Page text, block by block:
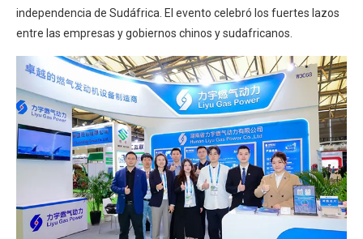
independencia de Sudáfrica. El evento celebró los fuertes lazos
entre las empresas y gobiernos chinos y sudafricanos.